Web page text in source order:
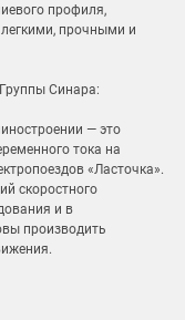
профиля,
прочными и
Синара:
— это
тока на
«Ласточка».
скоростного
и в
производить